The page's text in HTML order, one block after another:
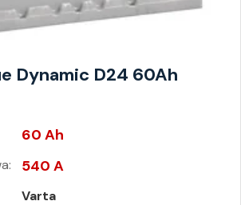
Dynamic D24 60Ah
60 Ah
540 A
Varta